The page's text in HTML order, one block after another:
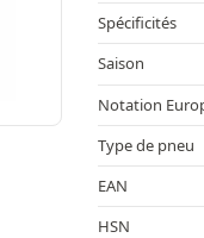
Spécificités
Saison
Notation
Type de pneu
EAN
HSN